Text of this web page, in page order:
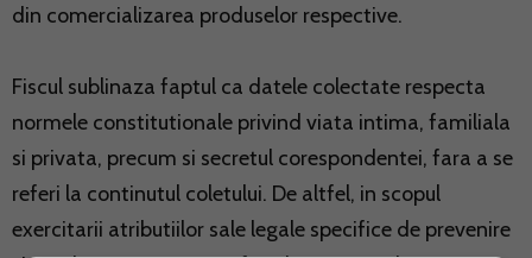
din comercializarea produselor respective.
Fiscul sublinaza faptul ca datele colectate respecta
normele constitutionale privind viata intima, familiala
si privata, precum si secretul corespondentei, fara a se
referi la continutul coletului. De altfel, in scopul
exercitarii atributiilor sale legale specifice de prevenire